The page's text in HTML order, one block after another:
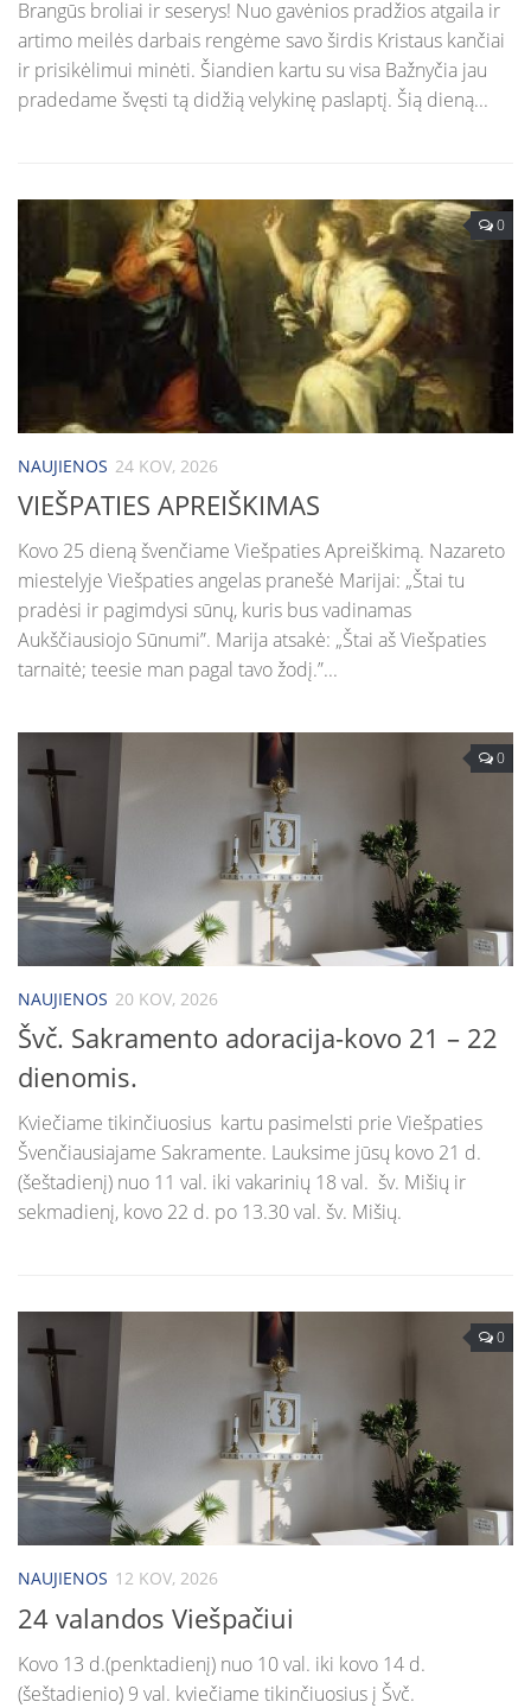
Brangūs broliai ir seserys! Nuo gavėnios pradžios atgaila ir
artimo meilės darbais rengėme savo širdis Kristaus kančiai
ir prisikėlimui minėti. Šiandien kartu su visa Bažnyčia jau
pradedame švęsti tą didžią velykinę paslaptį. Šią dieną...
0
NAUJIENOS 24 KOV, 2026
VIEŠPATIES APREIŠKIMAS
Kovo 25 dieną švenčiame Viešpaties Apreiškimą. Nazareto
miestelyje Viešpaties angelas pranešė Marijai: „Štai tu
pradėsi ir pagimdysi sūnų, kuris bus vadinamas
Aukščiausiojo Sūnumi”. Marija atsakė: „Štai aš Viešpaties
tarnaitė; teesie man pagal tavo žodį.”...
0
NAUJIENOS 20 KOV, 2026
Švč. Sakramento adoracija-kovo 21 – 22
dienomis.
Kviečiame tikinčiuosius kartu pasimelsti prie Viešpaties
Švenčiausiajame Sakramente. Lauksime jūsų kovo 21 d.
(šeštadienį) nuo 11 val. iki vakarinių 18 val. šv. Mišių ir
sekmadienį, kovo 22 d. po 13.30 val. šv. Mišių.
0
NAUJIENOS 12 KOV, 2026
24 valandos Viešpačiui
Kovo 13 d.(penktadienį) nuo 10 val. iki kovo 14 d.
(šeštadienio) 9 val. kviečiame tikinčiuosius į Švč.